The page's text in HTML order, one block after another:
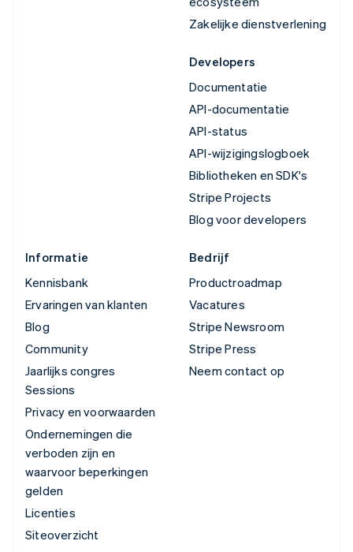
Zakelijke dienstverlening
Developers
Documentatie
API-documentatie
API-status
API-wijzigingslogboek
Bibliotheken en SDK's
Stripe Projects
Blog voor developers
Informatie
Kennisbank
Ervaringen van klanten
Blog
Community
Jaarlijks congres
Sessions
Privacy en voorwaarden
Ondernemingen die
verboden zijn en
waarvoor beperkingen
gelden
Licenties
Siteoverzicht
Bedrijf
Productroadmap
Vacatures
Stripe Newsroom
Stripe Press
Neem contact op